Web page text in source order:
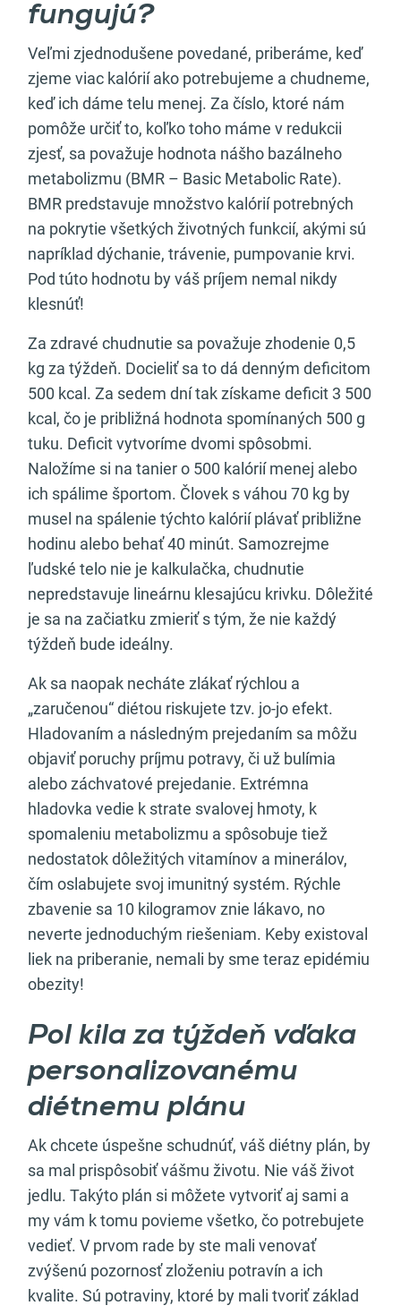
fungujú?
Veľmi zjednodušene povedané, priberáme, keď
zjeme viac kalórií ako potrebujeme a chudneme,
keď ich dáme telu menej. Za číslo, ktoré nám
pomôže určiť to, koľko toho máme v redukcii
zjesť, sa považuje hodnota nášho bazálneho
metabolizmu (BMR – Basic Metabolic Rate).
BMR predstavuje množstvo kalórií potrebných
na pokrytie všetkých životných funkcií, akými sú
napríklad dýchanie, trávenie, pumpovanie krvi.
Pod túto hodnotu by váš príjem nemal nikdy
klesnúť!
Za zdravé chudnutie sa považuje zhodenie 0,5
kg za týždeň. Docieliť sa to dá denným deficitom
500 kcal. Za sedem dní tak získame deficit 3 500
kcal, čo je približná hodnota spomínaných 500 g
tuku. Deficit vytvoríme dvomi spôsobmi.
Naložíme si na tanier o 500 kalórií menej alebo
ich spálime športom. Človek s váhou 70 kg by
musel na spálenie týchto kalórií plávať približne
hodinu alebo behať 40 minút. Samozrejme
ľudské telo nie je kalkulačka, chudnutie
nepredstavuje lineárnu klesajúcu krivku. Dôležité
je sa na začiatku zmieriť s tým, že nie každý
týždeň bude ideálny.
Ak sa naopak necháte zlákať rýchlou a
„zaručenou“ diétou riskujete tzv. jo-jo efekt.
Hladovaním a následným prejedaním sa môžu
objaviť poruchy príjmu potravy, či už bulímia
alebo záchvatové prejedanie. Extrémna
hladovka vedie k strate svalovej hmoty, k
spomaleniu metabolizmu a spôsobuje tiež
nedostatok dôležitých vitamínov a minerálov,
čím oslabujete svoj imunitný systém. Rýchle
zbavenie sa 10 kilogramov znie lákavo, no
neverte jednoduchým riešeniam. Keby existoval
liek na priberanie, nemali by sme teraz epidémiu
obezity!
Pol kila za týždeň vďaka
personalizovanému
diétnemu plánu
Ak chcete úspešne schudnúť, váš diétny plán, by
sa mal prispôsobiť vášmu životu. Nie váš život
jedlu. Takýto plán si môžete vytvoriť aj sami a
my vám k tomu povieme všetko, čo potrebujete
vedieť. V prvom rade by ste mali venovať
zvýšenú pozornosť zloženiu potravín a ich
kvalite. Sú potraviny, ktoré by mali tvoriť základ